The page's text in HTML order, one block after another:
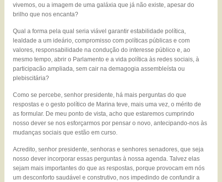
vivemos, ou a imagem de uma galáxia que já não existe, apesar do
brilho que nos encanta?
Qual a forma pela qual seria viável garantir estabilidade política,
lealdade a um ideário, compromisso com políticas públicas e com
valores, responsabilidade na condução do interesse público e, ao
mesmo tempo, abrir o Parlamento e a vida política às redes sociais, à
participacão ampliada, sem cair na demagogia assembleísta ou
plebiscitária?
Como se percebe, senhor presidente, há mais perguntas do que
respostas e o gesto político de Marina teve, mais uma vez, o mérito de
as formular. De meu ponto de vista, acho que estaremos cumprindo
nosso dever se nos esforçarmos por pensar o novo, antecipando-nos às
mudanças sociais que estão em curso.
Acredito, senhor presidente, senhoras e senhores senadores, que seja
nosso dever incorporar essas perguntas à nossa agenda. Talvez elas
sejam mais importantes do que as respostas, porque provocam em nós
um desconforto saudável e construtivo, nos impedindo de confundir a